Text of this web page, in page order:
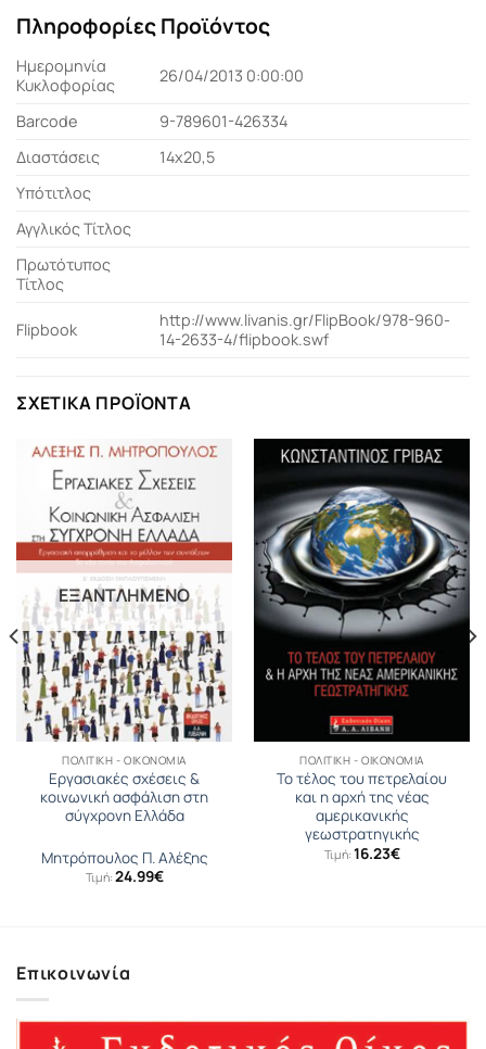
Πληροφορίες Προϊόντος
Ημερομηνία
Κυκλοφορίας
26/04/2013 0:00:00
Barcode
9-789601-426334
Διαστάσεις
14x20,5
Υπότιτλος
Αγγλικός Τίτλος
Πρωτότυπος
Τίτλος
Flipbook
http://www.livanis.gr/FlipBook/978-960-
14-2633-4/flipbook.swf
ΣΧΕΤΙΚΆ ΠΡΟΪΌΝΤΑ
ΕΞΑΝΤΛΗΜΈΝΟ
ΠΟΛΙΤΙΚΉ - ΟΙΚΟΝΟΜΊΑ
Εργασιακές σχέσεις &
κοινωνική ασφάλιση στη
σύγχρονη Ελλάδα
Μητρόπουλος Π. Αλέξης
Τιμή: 24.99€
ΠΟΛΙΤΙΚΉ - ΟΙΚΟΝΟΜΊΑ
Το τέλος του πετρελαίου
και η αρχή της νέας
αμερικανικής
γεωστρατηγικής
Τιμή: 16.23€
Επικοινωνία